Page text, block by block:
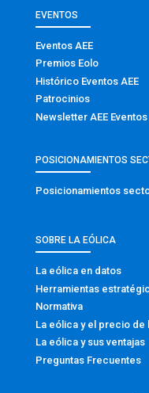
EVENTOS
Eventos AEE
Premios Eolo
Histórico Eventos AEE
Patrocinios
Newsletter AEE Eventos
POSICIONAMIENTOS
Posicionamientos
SOBRE LA EÓLICA
La eólica en datos
Herramientas
Normativa
La eólica y el precio de
La eólica y sus ventajas
Preguntas Frecuentes